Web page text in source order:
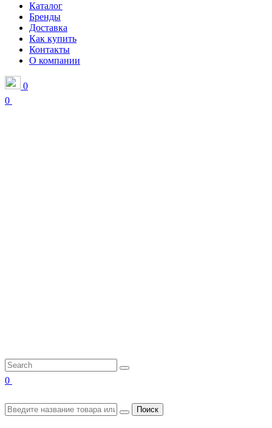
Каталог
Бренды
Доставка
Как купить
Контакты
О компании
0
0
0
Поиск